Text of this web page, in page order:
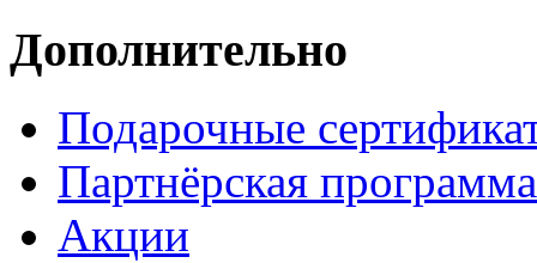
Дополнительно
Подарочные
Партнёрская программа
Акции